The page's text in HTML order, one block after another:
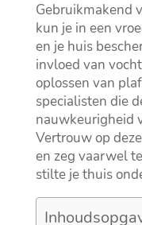
Gebruikmakend
kun je in een
en je huis
invloed van
oplossen van
specialisten die
nauwkeurigheid
Vertrouw op
en zeg vaarwel
stilte je thuis